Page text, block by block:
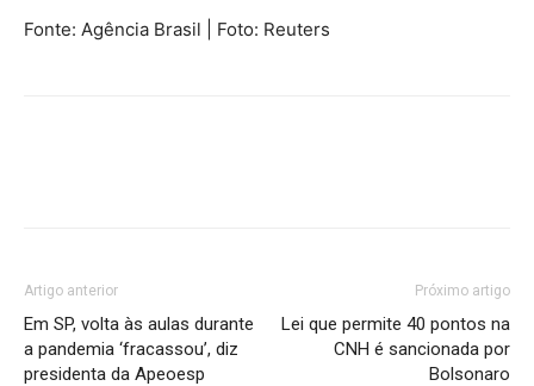
Fonte: Agência Brasil | Foto: Reuters
Artigo anterior
Em SP, volta às aulas durante
a pandemia ‘fracassou’, diz
presidenta da Apeoesp
Próximo artigo
Lei que permite 40 pontos na
CNH é sancionada por
Bolsonaro